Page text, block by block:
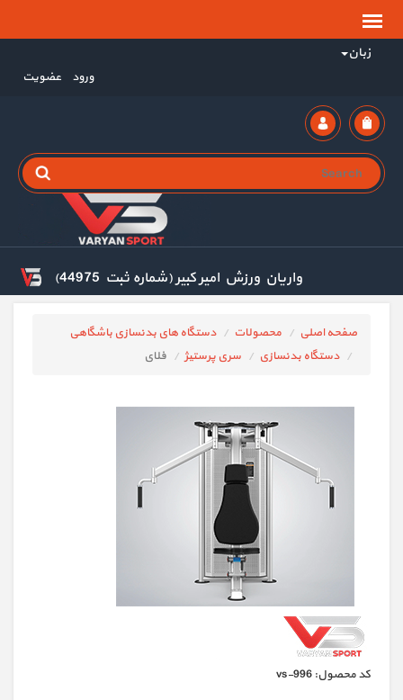
زبان
ورود عضویت
واریان ورزش امیر کبیر (شماره ثبت 44975)
صفحه اصلی محصولات
دستگاه های بدنسازی باشگاهی
دستگاه بدنسازی
سری پرستیژ فلای
كد محصول: vs-996